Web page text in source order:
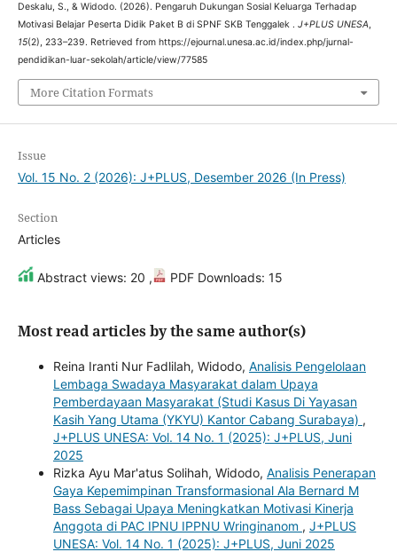
Deskalu, S., & Widodo. (2026). Pengaruh Dukungan Sosial Keluarga Terhadap
Motivasi Belajar Peserta Didik Paket B di SPNF SKB Tenggalek . J+PLUS UNESA,
15(2), 233–239. Retrieved from https://ejournal.unesa.ac.id/index.php/jurnal-
pendidikan-luar-sekolah/article/view/77585
More Citation Formats
Issue
Vol. 15 No. 2 (2026): J+PLUS, Desember 2026 (In Press)
Section
Articles
Abstract views: 20 , PDF Downloads: 15
Most read articles by the same author(s)
Reina Iranti Nur Fadlilah, Widodo, Analisis Pengelolaan
Lembaga Swadaya Masyarakat dalam Upaya
Pemberdayaan Masyarakat (Studi Kasus Di Yayasan
Kasih Yang Utama (YKYU) Kantor Cabang Surabaya) ,
J+PLUS UNESA: Vol. 14 No. 1 (2025): J+PLUS, Juni
2025
Rizka Ayu Mar'atus Solihah, Widodo, Analisis Penerapan
Gaya Kepemimpinan Transformasional Ala Bernard M
Bass Sebagai Upaya Meningkatkan Motivasi Kinerja
Anggota di PAC IPNU IPPNU Wringinanom , J+PLUS
UNESA: Vol. 14 No. 1 (2025): J+PLUS, Juni 2025